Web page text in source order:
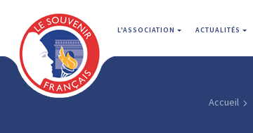
L'ASSOCIATION ACTUALITÉS
Accueil